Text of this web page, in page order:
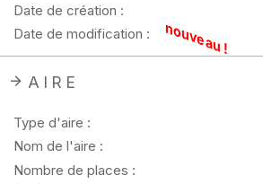
Date de création :
Date de modification :
nouveau !
AIRE
Type d'aire :
Nom de l'aire :
Nombre de places :